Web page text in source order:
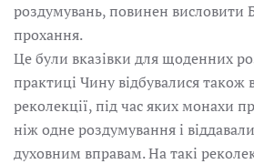
роздумувань, повинен висловити
прохання.
Це були вказівки для щоденних
практиці Чину відбувалися також
реколекції, під час яких монахи
ніж одне роздумування і
духовним вправам. На такі